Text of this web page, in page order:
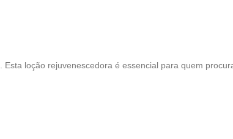
Esta loção rejuvenescedora é essencial para quem